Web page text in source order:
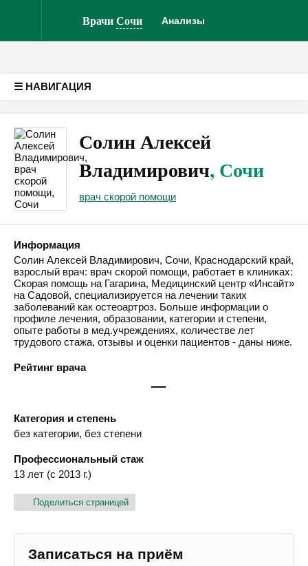
ВрачиСочи Анализы
☰ НАВИГАЦИЯ
Солин Алексей
Владимирович, Сочи
врач скорой помощи
Информация
Солин Алексей Владимирович, Сочи, Краснодарский край,
взрослый врач: врач скорой помощи, работает в клиниках:
Скорая помощь на Гагарина, Медицинский центр «Инсайт»
на Садовой, специализируется на лечении таких
заболеваний как остеоартроз. Больше информации о
профиле лечения, образовании, категории и степени,
опыте работы в мед.учреждениях, количестве лет
трудового стажа, отзывы и оценки пациентов - даны ниже.
Рейтинг врача
—
Категория и степень
без категории, без степени
Профессиональный стаж
13 лет (с 2013 г.)
Поделиться страницей
Записаться на приём